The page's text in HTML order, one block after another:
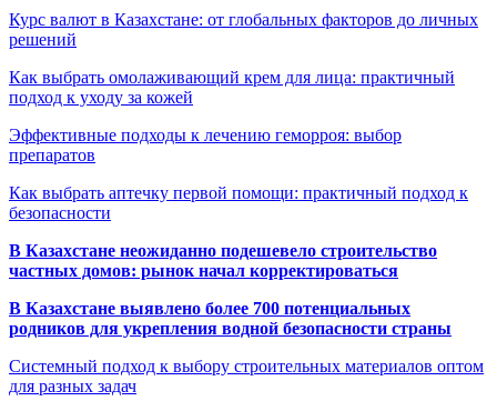
Курс валют в Казахстане: от глобальных факторов до личных
решений
Как выбрать омолаживающий крем для лица: практичный
подход к уходу за кожей
Эффективные подходы к лечению геморроя: выбор
препаратов
Как выбрать аптечку первой помощи: практичный подход к
безопасности
В Казахстане неожиданно подешевело строительство
частных домов: рынок начал корректироваться
В Казахстане выявлено более 700 потенциальных
родников для укрепления водной безопасности страны
Системный подход к выбору строительных материалов оптом
для разных задач